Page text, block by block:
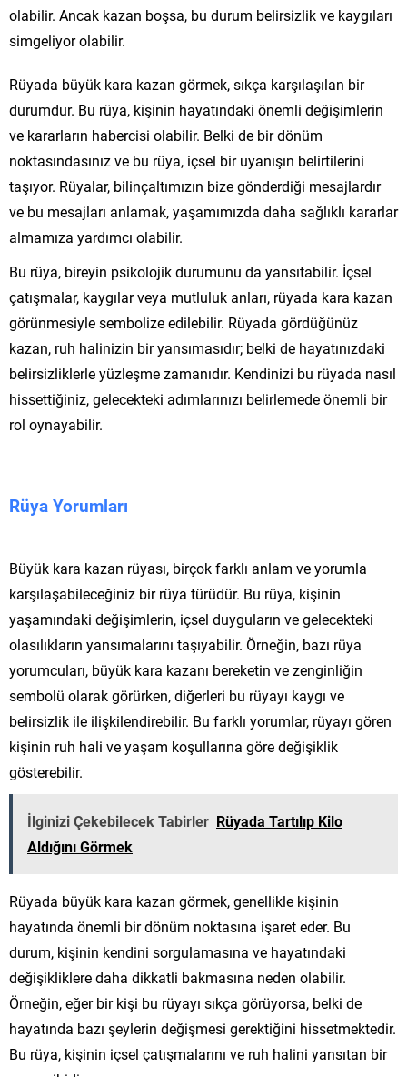
olabilir. Ancak kazan boşsa, bu durum belirsizlik ve kaygıları
simgeliyor olabilir.
Rüyada büyük kara kazan görmek, sıkça karşılaşılan bir
durumdur. Bu rüya, kişinin hayatındaki önemli değişimlerin
ve kararların habercisi olabilir. Belki de bir dönüm
noktasındasınız ve bu rüya, içsel bir uyanışın belirtilerini
taşıyor. Rüyalar, bilinçaltımızın bize gönderdiği mesajlardır
ve bu mesajları anlamak, yaşamımızda daha sağlıklı kararlar
almamıza yardımcı olabilir.
Bu rüya, bireyin psikolojik durumunu da yansıtabilir. İçsel
çatışmalar, kaygılar veya mutluluk anları, rüyada kara kazan
görünmesiyle sembolize edilebilir. Rüyada gördüğünüz
kazan, ruh halinizin bir yansımasıdır; belki de hayatınızdaki
belirsizliklerle yüzleşme zamanıdır. Kendinizi bu rüyada nasıl
hissettiğiniz, gelecekteki adımlarınızı belirlemede önemli bir
rol oynayabilir.
Rüya Yorumları
Büyük kara kazan rüyası, birçok farklı anlam ve yorumla
karşılaşabileceğiniz bir rüya türüdür. Bu rüya, kişinin
yaşamındaki değişimlerin, içsel duyguların ve gelecekteki
olasılıkların yansımalarını taşıyabilir. Örneğin, bazı rüya
yorumcuları, büyük kara kazanı bereketin ve zenginliğin
sembolü olarak görürken, diğerleri bu rüyayı kaygı ve
belirsizlik ile ilişkilendirebilir. Bu farklı yorumlar, rüyayı gören
kişinin ruh hali ve yaşam koşullarına göre değişiklik
gösterebilir.
İlginizi Çekebilecek Tabirler Rüyada Tartılıp Kilo
Aldığını Görmek
Rüyada büyük kara kazan görmek, genellikle kişinin
hayatında önemli bir dönüm noktasına işaret eder. Bu
durum, kişinin kendini sorgulamasına ve hayatındaki
değişikliklere daha dikkatli bakmasına neden olabilir.
Örneğin, eğer bir kişi bu rüyayı sıkça görüyorsa, belki de
hayatında bazı şeylerin değişmesi gerektiğini hissetmektedir.
Bu rüya, kişinin içsel çatışmalarını ve ruh halini yansıtan bir